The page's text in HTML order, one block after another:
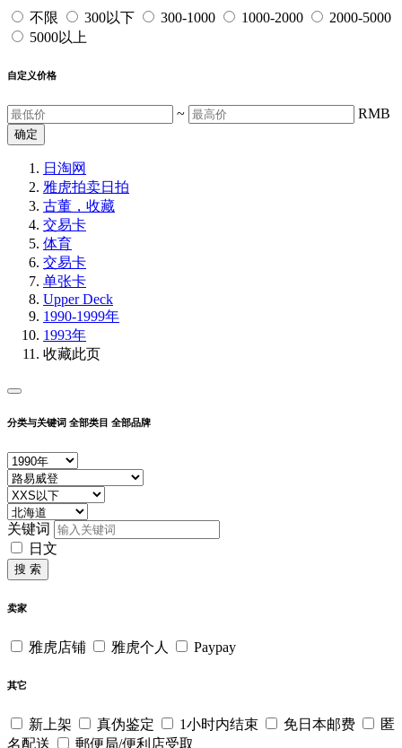
不限 300以下 300-1000 1000-2000
2000-5000
5000以上
自定义价格
~ RMB
确定
日淘网
雅虎拍卖日拍
古董，收藏
交易卡
体育
交易卡
单张卡
Upper Deck
1990-1999年
1993年
收藏此页
分类与关键词 全部类目 全部品牌
关键词
日文
搜 索
卖家
雅虎店铺 雅虎个人 Paypay
其它
新上架 真伪鉴定 1小时内结束 免日本邮费
匿
名配送
郵便局/便利店受取